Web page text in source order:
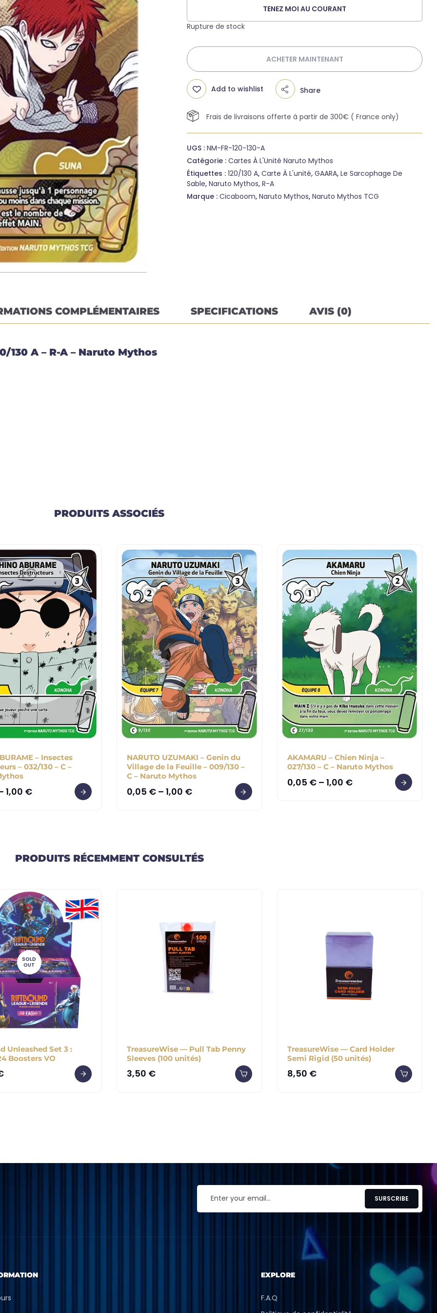
TENEZ MOI AU COURANT
Rupture de stock
ACHETER MAINTENANT
Add to wishlist Share
Frais de livraisons offerte à partir de 300€ ( France only)
UGS :NM-FR-120-130-A
Catégorie :Cartes À L'Unité Naruto Mythos
Étiquettes :120/130 A,Carte À L'unité,GAARA,Le Sarcophage De
Sable,Naruto Mythos,R-A
Marque :Cicaboom,Naruto Mythos,Naruto Mythos TCG
COMPLÉMENTAIRES SPECIFICATIONS AVIS (0)
130 A – R-A – Naruto Mythos
PRODUITS ASSOCIÉS
– Insectes
– 032/130 – C –
1,00 €
NARUTO UZUMAKI – Genin du
Village de la Feuille – 009/130 –
C – Naruto Mythos
0,05 € – 1,00 €
AKAMARU – Chien Ninja –
027/130 – C – Naruto Mythos
0,05 €– 1,00 €
PRODUITS RÉCEMMENT CONSULTÉS
SOLD
OUT
Unleashed Set 3 :
Boosters VO
TreasureWise — Pull Tab Penny
Sleeves (100 unités)
3,50 €
TreasureWise — Card Holder
Semi Rigid (50 unités)
8,50 €
EXPLORE
F.A.Q